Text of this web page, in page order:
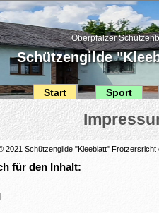
Oberpfälzer
Schützengilde
Start Sport
2021 Schützengilde "Kleeblatt" Frotzersricht
für den Inhalt: